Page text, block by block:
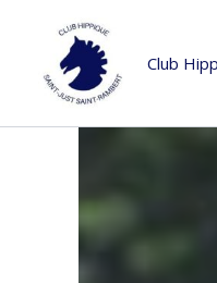
contenu
Club